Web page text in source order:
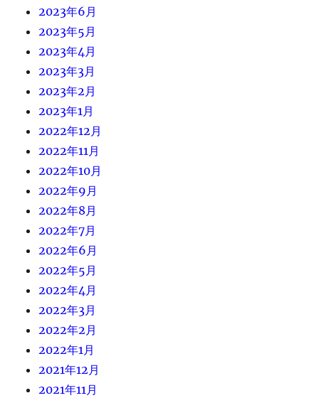
2023年6月
2023年5月
2023年4月
2023年3月
2023年2月
2023年1月
2022年12月
2022年11月
2022年10月
2022年9月
2022年8月
2022年7月
2022年6月
2022年5月
2022年4月
2022年3月
2022年2月
2022年1月
2021年12月
2021年11月